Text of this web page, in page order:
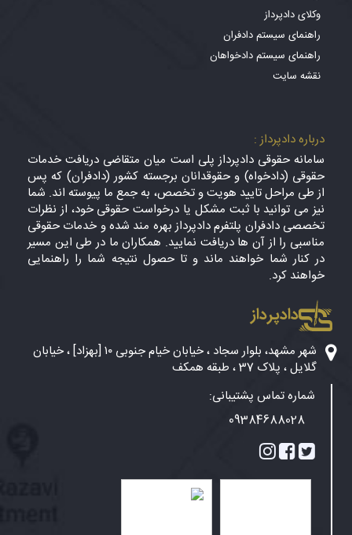
وکلای دادپرداز
راهنمای سیستم دادفران
راهنمای سیستم دادخواهان
نقشه سایت
درباره دادپرداز :
سامانه حقوقی دادپرداز پلی است میان متقاضی دریافت خدمات
حقوقی (دادخواه) و حقوقدانان برجسته کشور (دادفران) که پس
از طی مراحل تایید هویت و تخصص، به جمع ما پیوسته اند. شما
نیز می توانید با ثبت مشکل یا درخواست حقوقی خود، از نظرات
تخصصی دادفران پلتفرم دادپرداز بهره مند شده و خدمات حقوقی
مناسبی را از آن ها دریافت نمایید. همکاران ما در طی این مسیر
در کنار شما خواهند ماند و تا حصول نتیجه شما را راهنمایی
خواهند کرد.
دادپرداز
شهر مشهد، بلوار سجاد ، خیابان خیام جنوبی ۱۰ [بهزاد] ، خیابان
گلایل ، پلاک 37 ، طبقه همکف
شماره تماس پشتیبانی:
09384688028